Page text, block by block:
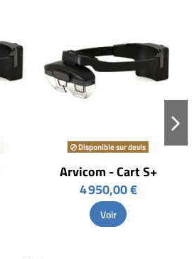
Disponible sur devis
Arvicom - Cart S+
4 950,00 €
Voir